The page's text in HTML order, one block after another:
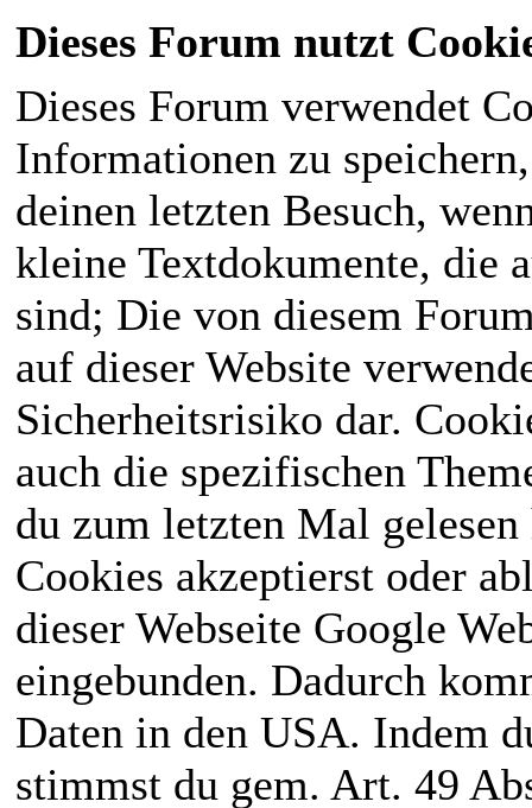
Dieses Forum nutzt
Dieses Forum verwendet
Informationen zu
deinen letzten Besuch,
kleine Textdokumente, die
sind; Die von diesem
auf dieser Website
Sicherheitsrisiko dar.
auch die spezifischen
du zum letzten Mal
Cookies akzeptierst oder
dieser Webseite Google
eingebunden. Dadurch
Daten in den USA. Indem
stimmst du gem. Art. 49